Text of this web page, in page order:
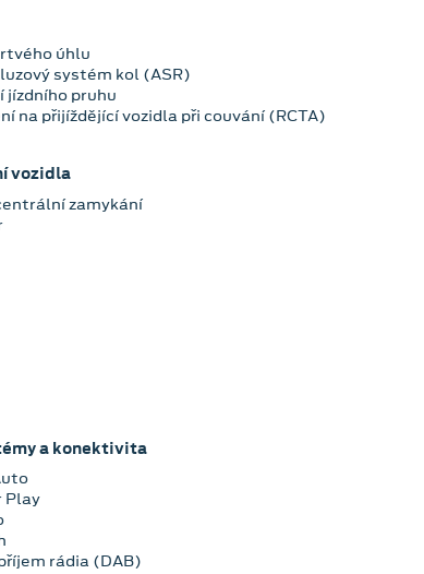
úhlu
systém kol (ASR)
jízdního pruhu
na přijíždějící vozidla při couvání (RCTA)
vozidla
zamykání
a konektivita
Play
rádia (DAB)